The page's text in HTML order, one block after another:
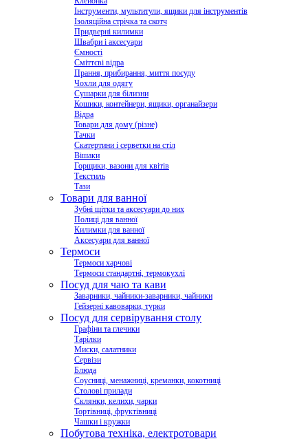
Інструменти, мультитули, ящики для інструментів
Ізоляційна стрічка та скотч
Придверні килимки
Швабри і аксесуари
Ємності
Сміттєві відра
Прання, прибирання, миття посуду
Чохли для одягу
Сушарки для білизни
Кошики, контейнери, ящики, органайзери
Відра
Товари для дому (різне)
Тачки
Скатертини і серветки на стіл
Вішаки
Горщики, вазони для квітів
Текстиль
Тази
Товари для ванної
Зубні щітки та аксесуари до них
Полиці для ванної
Килимки для ванної
Аксесуари для ванної
Термоси
Термоси харчові
Термоси стандартні, термокухлі
Посуд для чаю та кави
Заварники, чайники-заварники, чайники
Гейзерні кавоварки, турки
Посуд для сервірування столу
Графіни та глечики
Тарілки
Миски, салатники
Сервізи
Блюда
Соусниці, менажниці, креманки, кокотниці
Столові прилади
Склянки, келихи, чарки
Тортівниці, фруктівниці
Чашки і кружки
Побутова техніка, електротовари